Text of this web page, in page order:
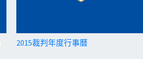
2015裁判年度行事曆